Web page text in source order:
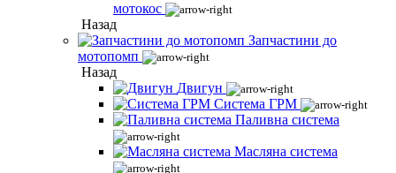
мотокос
Назад
Запчастини до
мотопомп
Назад
Двигун
Система ГРМ
Паливна система
Масляна система